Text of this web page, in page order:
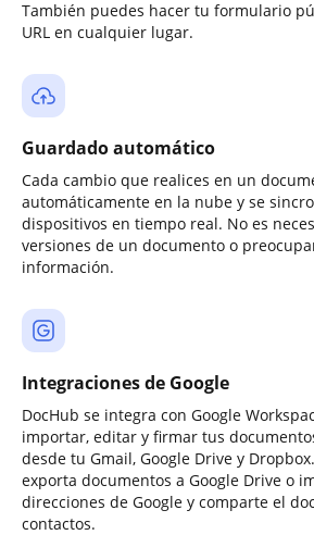
También puedes hacer tu formulario
URL en cualquier lugar.
Guardado automático
Cada cambio que realices en un
automáticamente en la nube y se
dispositivos en tiempo real. No es
versiones de un documento o
información.
Integraciones de Google
DocHub se integra con Google
importar, editar y firmar tus
desde tu Gmail, Google Drive y
exporta documentos a Google Drive o
direcciones de Google y comparte el
contactos.